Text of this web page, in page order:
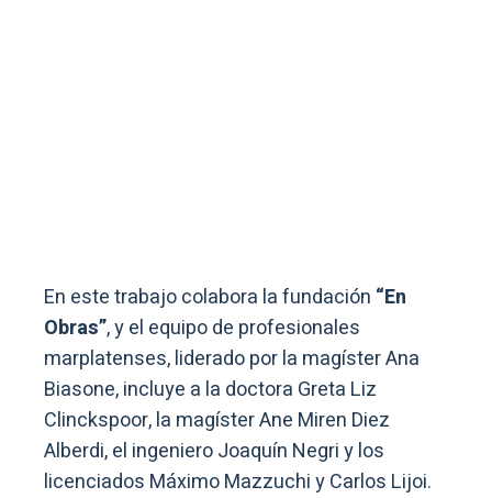
En este trabajo colabora la fundación “En
Obras”, y el equipo de profesionales
marplatenses, liderado por la magíster Ana
Biasone, incluye a la doctora Greta Liz
Clinckspoor, la magíster Ane Miren Diez
Alberdi, el ingeniero Joaquín Negri y los
licenciados Máximo Mazzuchi y Carlos Lijoi.